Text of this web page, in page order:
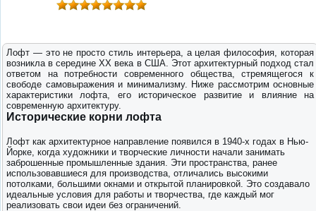
Лофт — это не просто стиль интерьера, а целая философия, которая
возникла в середине XX века в США. Этот архитектурный подход стал
ответом на потребности современного общества, стремящегося к
свободе самовыражения и минимализму. Ниже рассмотрим основные
характеристики лофта, его историческое развитие и влияние на
современную архитектуру.
Исторические корни лофта
Лофт как архитектурное направление появился в 1940-х годах в Нью-
Йорке, когда художники и творческие личности начали занимать
заброшенные промышленные здания. Эти пространства, ранее
использовавшиеся для производства, отличались высокими
потолками, большими окнами и открытой планировкой. Это создавало
идеальные условия для работы и творчества, где каждый мог
реализовать свои идеи без ограничений.